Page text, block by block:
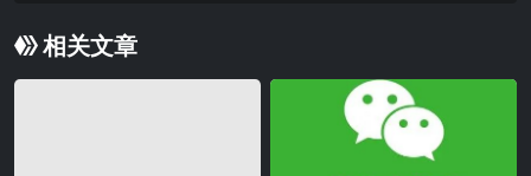
相关文章